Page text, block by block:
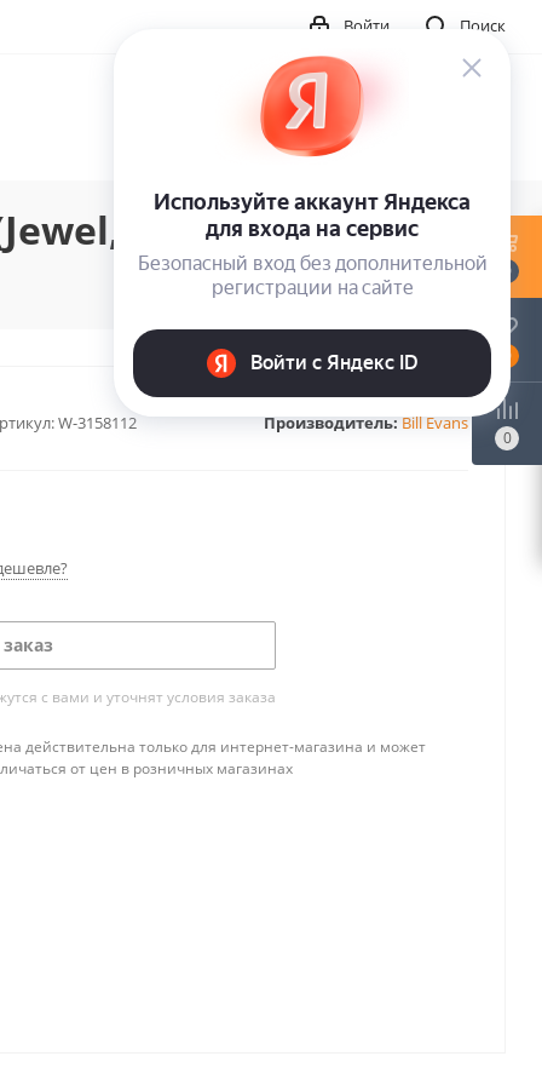
Поиск
Войти
Japan) (1SACD)
W-3158112 Производитель:Bill Evans
с вами и уточнят условия заказа
действительна только для интернет-магазина и может
от цен в розничных магазинах
0
0
0